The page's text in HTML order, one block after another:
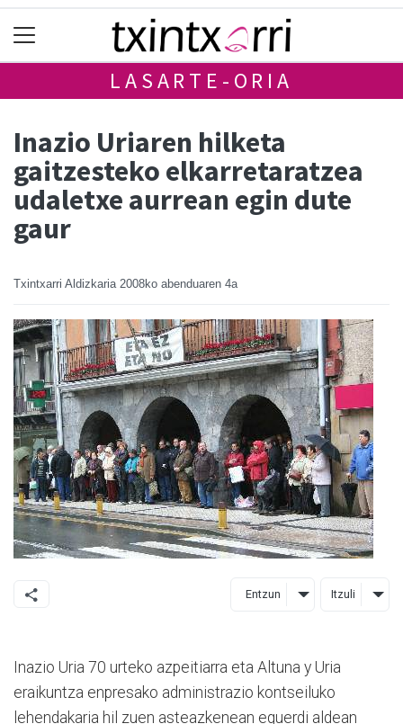
LASARTE-ORIA
Inazio Uriaren hilketa
gaitzesteko elkarretaratzea
udaletxe aurrean egin dute
gaur
Txintxarri Aldizkaria 2008ko abenduaren 4a
Entzun Itzuli
Inazio Uria 70 urteko azpeitiarra eta Altuna y Uria
eraikuntza enpresako administrazio kontseiluko
lehendakaria hil zuen asteazkenean eguerdi aldean